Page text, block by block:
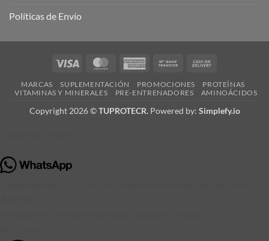
Políticas de Envío
Visa MasterCardAmerican
Bank
Delivery
MARCAS SUPLEMENTACIÓN PROMOCIONES
PROTEÍNAS
VITAMINAS Y MINERALES
PRE-ENTRENADORES AMINOÁCIDOS
Copyright 2026 ©TUPROTECR. Powered by: Simplefy.io